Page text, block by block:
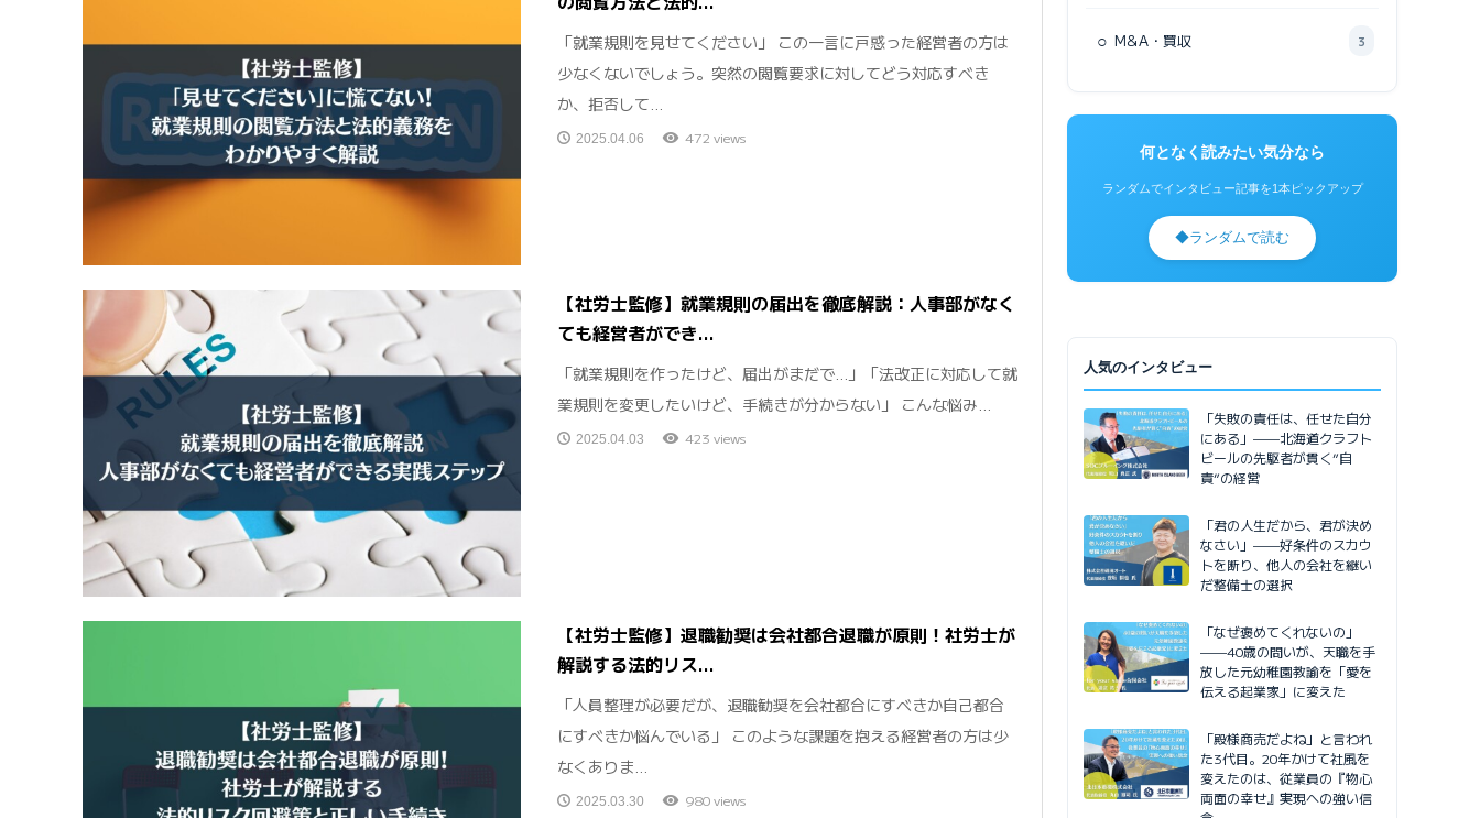
「就業規則を見せてください」 この一言に戸惑った経営者の方は
少なくないでしょう。突然の閲覧要求に対してどう対応すべき
か、拒否して...
2025.04.06 472 views
【社労士監修】就業規則の届出を徹底解説：人事部がなく
ても経営者ができ...
「就業規則を作ったけど、届出がまだで…」「法改正に対応して就
業規則を変更したいけど、手続きが分からない」 こんな悩み...
2025.04.03 423 views
【社労士監修】退職勧奨は会社都合退職が原則！社労士が
解説する法的リス...
「人員整理が必要だが、退職勧奨を会社都合にすべきか自己都合
にすべきか悩んでいる」 このような課題を抱える経営者の方は少
なくありま...
2025.03.30 980 views
○ M&A・買収 3
何となく読みたい気分なら
ランダムでインタビュー記事を1本ピックアップ
◆ランダムで読む
人気のインタビュー
「失敗の責任は、任せた自分
にある」——北海道クラフト
ビールの先駆者が貫く”自
責”の経営
「君の人生だから、君が決め
なさい」——好条件のスカウ
トを断り、他人の会社を継い
だ整備士の選択
「なぜ褒めてくれないの」
——40歳の問いが、天職を手
放した元幼稚園教諭を「愛を
伝える起業家」に変えた
「殿様商売だよね」と言われ
た3代目。20年かけて社風を
変えたのは、従業員の『物心
両面の幸せ』実現への強い信